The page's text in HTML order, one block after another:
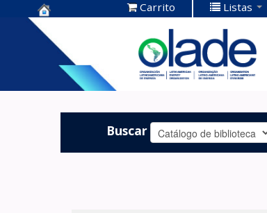
Centro de
Documentación
OLADE -
Carrito Listas
Buscar